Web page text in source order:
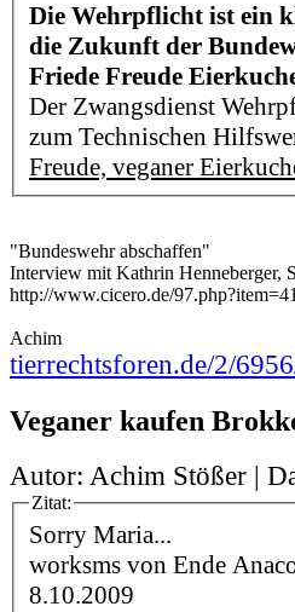
Die Wehrpflicht ist ein
die Zukunft der
Friede Freude
Der Zwangsdienst
zum Technischen
Freude, veganer
"Bundeswehr abschaffen"
Interview mit Kathrin Henneberger,
http://www.cicero.de/
Achim
tierrechtsforen.de/2/
Veganer kaufen
Autor: Achim Stößer |
Zitat:
Sorry Maria...
worksms von Ende
8.10.2009